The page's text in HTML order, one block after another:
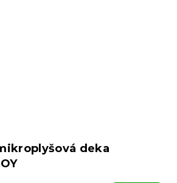
deka